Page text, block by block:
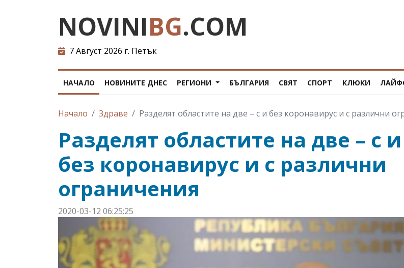
NOVINIBG.COM
7 Август 2026 г. Петък
НАЧАЛО НОВИНИТЕ ДНЕС РЕГИОНИ БЪЛГАРИЯ СВЯТ СПОРТ КЛЮКИ
Начало Здраве Разделят областите на две – с и без коронавирус и с различни
Разделят областите на две – с и
без коронавирус и с различни
ограничения
2020-03-12 06:25:25